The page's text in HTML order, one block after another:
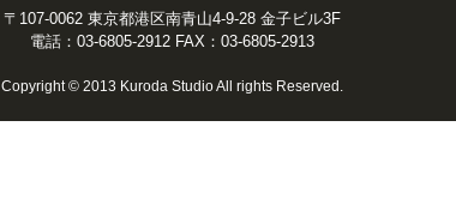
〒107-0062 東京都港区南青山4-9-28 金子ビル3F
電話：03-6805-2912 FAX：03-6805-2913
Copyright © 2013 Kuroda Studio All rights Reserved.